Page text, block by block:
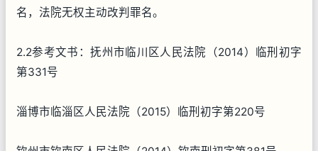
名，法院无权主动改判罪名。
2.2参考文书：抚州市临川区人民法院（2014）临刑初字
第331号
淄博市临淄区人民法院（2015）临刑初字第220号